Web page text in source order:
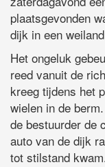
plaatsgevonden
dijk in een
Het ongeluk
reed vanuit de
kreeg tijdens het
wielen in de
de bestuurder de
auto van de dijk
tot stilstand